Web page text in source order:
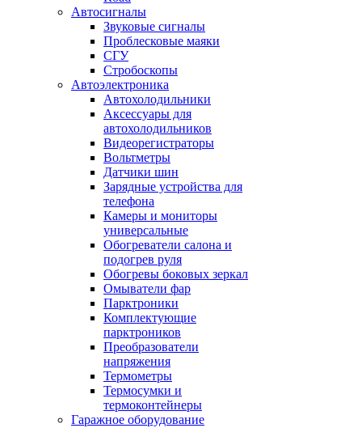
Автосигналы
Звуковые сигналы
Проблесковые маяки
СГУ
Стробоскопы
Автоэлектроника
Автохолодильники
Аксессуары для
автохолодильников
Видеорегистраторы
Вольтметры
Датчики шин
Зарядные устройства для
телефона
Камеры и мониторы
универсальные
Обогреватели салона и
подогрев руля
Обогревы боковых зеркал
Омыватели фар
Парктроники
Комплектующие
парктроников
Преобразователи
напряжения
Термометры
Термосумки и
термоконтейнеры
Гаражное оборудование